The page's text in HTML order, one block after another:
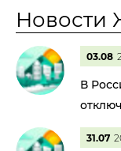
Новости
03.08
В
31.07